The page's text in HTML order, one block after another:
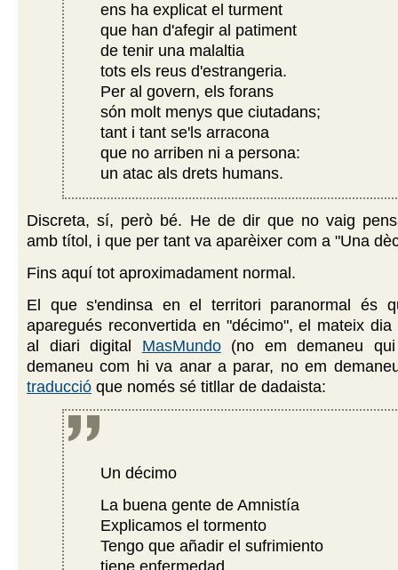
ens ha explicat el turment
que han d'afegir al patiment
de tenir una malaltia
tots els reus d'estrangeria.
Per al govern, els forans
són molt menys que ciutadans;
tant i tant se'ls arracona
que no arriben ni a persona:
un atac als drets humans.
Discreta, sí, però bé. He de dir que no vaig
amb títol, i que per tant va aparèixer com a "Una
Fins aquí tot aproximadament normal.
El que s'endinsa en el territori paranormal és
aparegués reconvertida en "décimo", el mateix
al diari digital MasMundo(no em demaneu
demaneu com hi va anar a parar, no em
traducció que només sé titllar de dadaista:
Un décimo
La buena gente de Amnistía
Explicamos el tormento
Tengo que añadir el sufrimiento